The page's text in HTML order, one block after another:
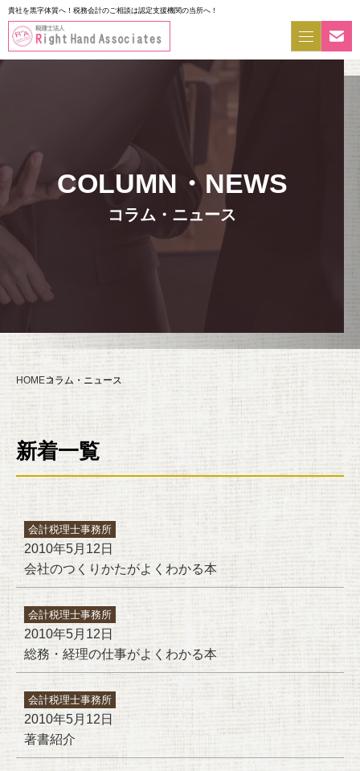
貴社を黒字体質へ！税務会計のご相談は認定支援機関の当所へ！
コラム・ニュース
HOMEコラム・ニュース
新着一覧
会計税理士事務所
2010年5月12日
会社のつくりかたがよくわかる本
会計税理士事務所
2010年5月12日
総務・経理の仕事がよくわかる本
会計税理士事務所
2010年5月12日
著書紹介